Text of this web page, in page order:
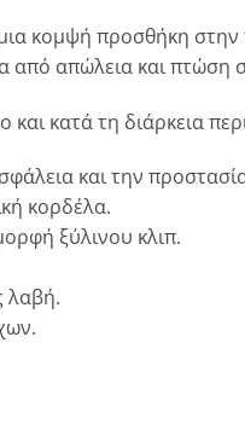
κομψή προσθήκη
από απώλεια και πτώση
και κατά τη διάρκεια
και την
κορδέλα.
ξύλινου κλιπ.
λαβή.